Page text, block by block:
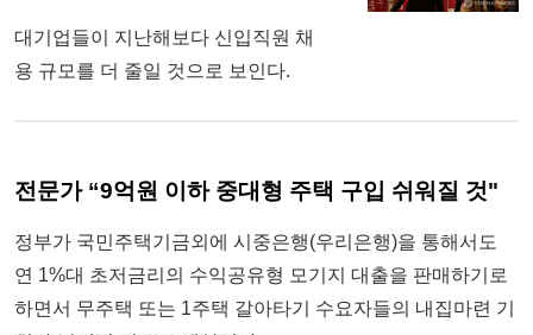
대기업들이 지난해보다 신입직원 채
용 규모를 더 줄일 것으로 보인다.
전문가 “9억원 이하 중대형 주택 구입 쉬워질 것"
정부가 국민주택기금외에 시중은행(우리은행)을 통해서도
연 1%대 초저금리의 수익공유형 모기지 대출을 판매하기로
하면서 무주택 또는 1주택 갈아타기 수요자들의 내집마련 기